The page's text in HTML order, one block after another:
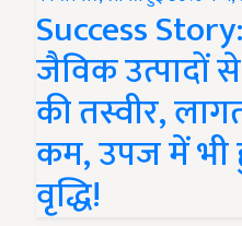
Success
जैविक उत्पादों
की तस्वीर,
कम, उपज में भी
वृद्धि!